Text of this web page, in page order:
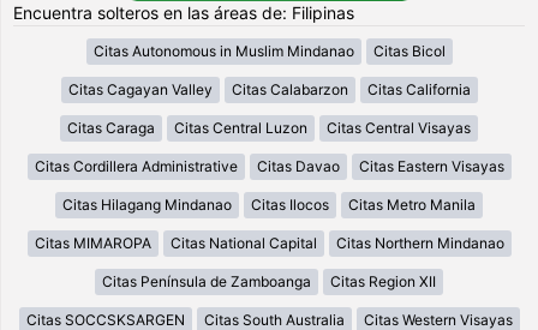
Encuentra solteros en las áreas de: Filipinas
Citas Autonomous in Muslim Mindanao Citas Bicol
Citas Cagayan Valley Citas Calabarzon Citas California
Citas Caraga Citas Central Luzon Citas Central Visayas
Citas Cordillera Administrative Citas Davao Citas Eastern Visayas
Citas Hilagang Mindanao Citas Ilocos Citas Metro Manila
Citas MIMAROPA Citas National Capital Citas Northern Mindanao
Citas Península de Zamboanga Citas Region XII
Citas SOCCSKSARGEN Citas South Australia Citas Western Visayas